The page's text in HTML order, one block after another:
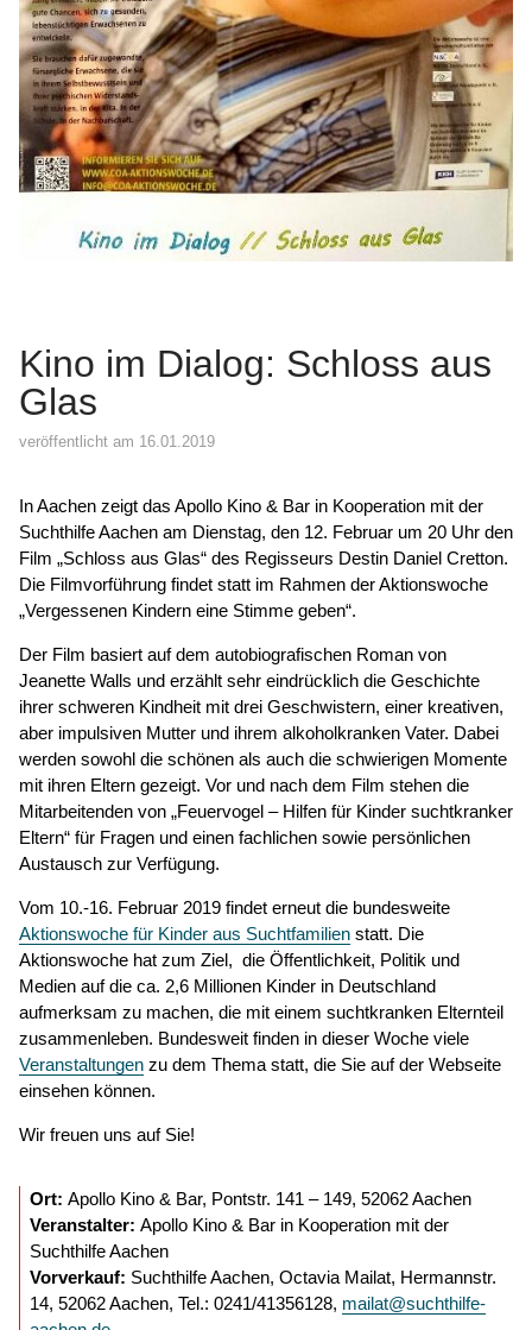
Kino im Dialog: Schloss aus
Glas
veröffentlicht am 16.01.2019
In Aachen zeigt das Apollo Kino & Bar in Kooperation mit der
Suchthilfe Aachen am Dienstag, den 12. Februar um 20 Uhr den
Film „Schloss aus Glas“ des Regisseurs Destin Daniel Cretton.
Die Filmvorführung findet statt im Rahmen der Aktionswoche
„Vergessenen Kindern eine Stimme geben“.
Der Film basiert auf dem autobiografischen Roman von
Jeanette Walls und erzählt sehr eindrücklich die Geschichte
ihrer schweren Kindheit mit drei Geschwistern, einer kreativen,
aber impulsiven Mutter und ihrem alkoholkranken Vater. Dabei
werden sowohl die schönen als auch die schwierigen Momente
mit ihren Eltern gezeigt. Vor und nach dem Film stehen die
Mitarbeitenden von „Feuervogel – Hilfen für Kinder suchtkranker
Eltern“ für Fragen und einen fachlichen sowie persönlichen
Austausch zur Verfügung.
Vom 10.-16. Februar 2019 findet erneut die bundesweite
Aktionswoche für Kinder aus Suchtfamilien statt. Die
Aktionswoche hat zum Ziel, die Öffentlichkeit, Politik und
Medien auf die ca. 2,6 Millionen Kinder in Deutschland
aufmerksam zu machen, die mit einem suchtkranken Elternteil
zusammenleben. Bundesweit finden in dieser Woche viele
Veranstaltungen zu dem Thema statt, die Sie auf der Webseite
einsehen können.
Wir freuen uns auf Sie!
Ort: Apollo Kino & Bar, Pontstr. 141 – 149, 52062 Aachen
Veranstalter: Apollo Kino & Bar in Kooperation mit der
Suchthilfe Aachen
Vorverkauf: Suchthilfe Aachen, Octavia Mailat, Hermannstr.
14, 52062 Aachen, Tel.: 0241/41356128, mailat@suchthilfe-